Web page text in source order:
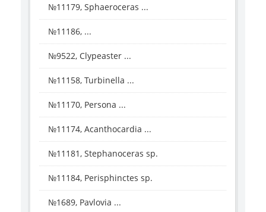
№11179, Sphaeroceras ...
№11186, ...
№9522, Clypeaster ...
№11158, Turbinella ...
№11170, Persona ...
№11174, Acanthocardia ...
№11181, Stephanoceras sp.
№11184, Perisphinctes sp.
№1689, Pavlovia ...